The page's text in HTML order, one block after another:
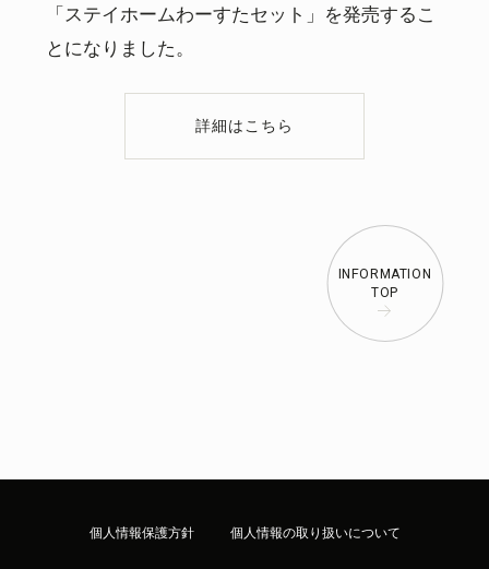
「ステイホームわーすたセット」を発売するこ
とになりました。
詳細はこちら
INFORMATION
TOP
個人情報保護方針 個人情報の取り扱いについて